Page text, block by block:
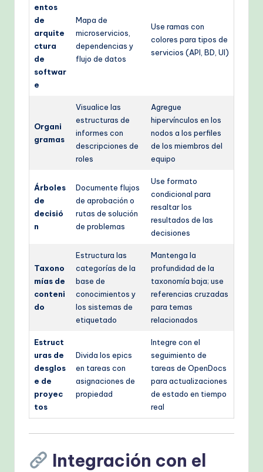
entos
de
arquite
ctura
de
softwar
e
Mapa de
microservicios,
dependencias y
flujo de datos
Use ramas con
colores para tipos de
servicios (API, BD, UI)
Organi
gramas
Visualice las
estructuras de
informes con
descripciones de
roles
Agregue
hipervínculos en los
nodos a los perfiles
de los miembros del
equipo
Árboles
de
decisió
n
Documente flujos
de aprobación o
rutas de solución
de problemas
Use formato
condicional para
resaltar los
resultados de las
decisiones
Taxono
mías de
conteni
do
Estructura las
categorías de la
base de
conocimientos y
los sistemas de
etiquetado
Mantenga la
profundidad de la
taxonomía baja; use
referencias cruzadas
para temas
relacionados
Estruct
uras de
desglos
e de
proyec
tos
Divida los epics
en tareas con
asignaciones de
propiedad
Integre con el
seguimiento de
tareas de OpenDocs
para actualizaciones
de estado en tiempo
real
Integración con el